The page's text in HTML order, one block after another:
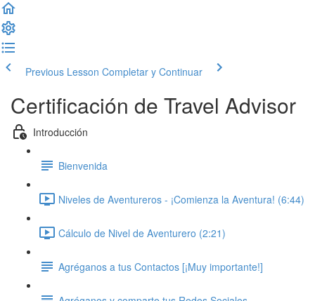
Previous Lesson Completar y Continuar
Certificación de Travel Advisor
Introducción
Bienvenida
Niveles de Aventureros - ¡Comienza la Aventura! (6:44)
Cálculo de Nivel de Aventurero (2:21)
Agréganos a tus Contactos [¡Muy importante!]